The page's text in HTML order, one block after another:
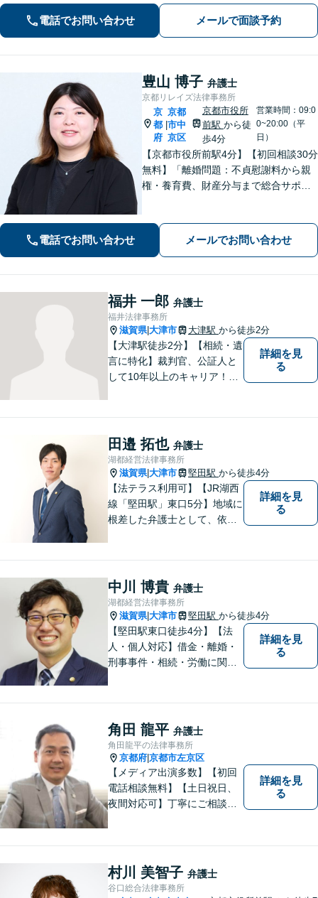
にご相談ください。
電話でお問い合わせ メールで面談予約
豊山 博子 弁護士
京都リレイズ法律事務所
京
都
府
京都
市中
京区
京都市役所
前駅 から徒
歩4分
営業時間：09:0
0~20:00（平
日）
【京都市役所前駅4分】【初回相談30分
無料】「離婚問題：不貞慰謝料から親
権・養育費、財産分与まで総合サポー
えて諦める前に、まずはあなたのご希
望をお聞かせください【休日・夜間相
電話でお問い合わせ メールでお問い合わせ
福井 一郎 弁護士
福井法律事務所
滋賀県|大津市 大津駅 から徒歩2分
【大津駅徒歩2分】【相続・遺
言に特化】裁判官、公証人と
して10年以上のキャリア！親
抱えるお気持ちやご希望をぜ
ひお聞かせください！
詳細を見
る
田邉 拓也 弁護士
湖都経営法律事務所
滋賀県|大津市 堅田駅 から徒歩4分
【法テラス利用可】【JR湖西
線「堅田駅」東口5分】地域に
根差した弁護士として、依頼
ます。弁護士に依頼するのは
敷居が高いとお考えの方も、
まずは一度ご相談ください。
詳細を見
る
中川 博貴 弁護士
湖都経営法律事務所
滋賀県|大津市 堅田駅 から徒歩4分
【堅田駅東口徒歩4分】【法
人・個人対応】借金・離婚・
刑事事件・相続・労働に関す
お話をお聞かせください。
【無料駐車場あり】
詳細を見
る
角田 龍平 弁護士
角田龍平の法律事務所
京都府 京都市左京区
【メディア出演多数】【初回
電話相談無料】【土日祝日、
夜間対応可】丁寧にご相談を
をご提案。お客様の権利と人
格を徹底的に守ります！
詳細を見
る
村川 美智子 弁護士
谷口総合法律事務所